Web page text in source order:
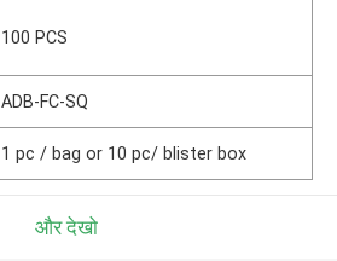
100 PCS
ADB-FC-SQ
1 pc / bag or 10 pc/ blister box
और देखो